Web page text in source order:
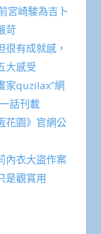
宮崎駿為吉卜
苛
很有成就感，
大感受
家quzilax”網
話刊載
花園》官網公
內衣大盜作案
是觀賞用